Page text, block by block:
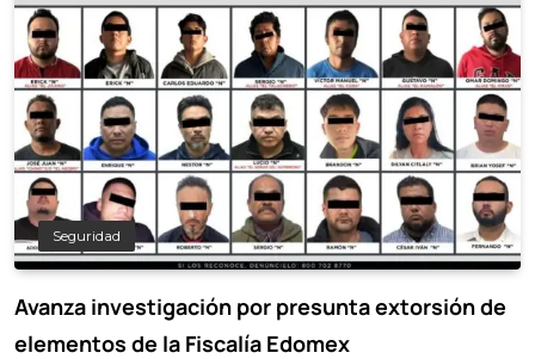
Seguridad
Avanza investigación por presunta extorsión de
elementos de la Fiscalía Edomex